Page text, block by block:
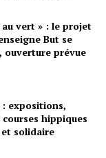
vert » : le projet
But se
ouverture prévue
: expositions,
hippiques
solidaire